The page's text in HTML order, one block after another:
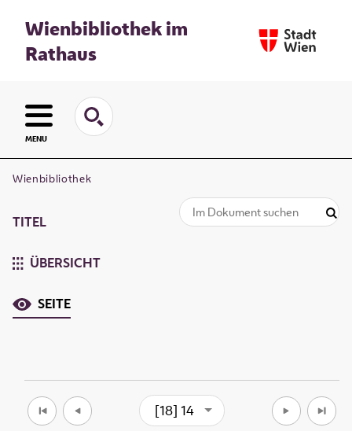
Wienbibliothek im
Rathaus
MENU
Wienbibliothek
TITEL
ÜBERSICHT
SEITE
[18] 14